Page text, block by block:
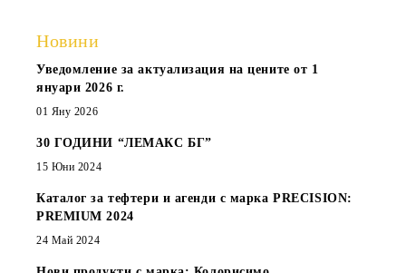
Новини
Уведомление за актуализация на цените от 1
януари 2026 г.
01 Яну 2026
30 ГОДИНИ “ЛЕМАКС БГ”
15 Юни 2024
Каталог за тефтери и агенди с марка PRECISION:
PREMIUM 2024
24 Май 2024